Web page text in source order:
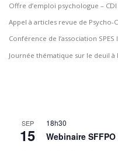
Offre d’emploi psychologue – CDI
Appel à articles revue de Psycho-
Conférence de l’association
Journée thématique sur le deuil à
SEP
15
18h30
Webinaire